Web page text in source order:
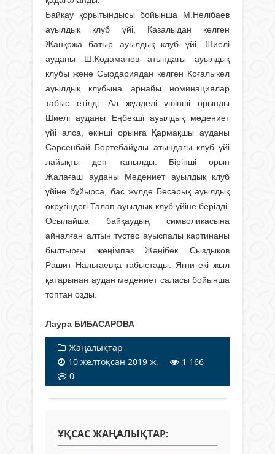
Байқау қорытындысы бойынша М.Нәлібаев
ауылдық клуб үйі, Қазалыдан келген
Жанқожа батыр ауылдық клуб үйі, Шиелі
ауданы Ш.Қодаманов атындағы ауылдық
клубы және Сырдариядан келген Қоғалыкөл
ауылдық клубына арнайы номинациялар
табыс етілді. Ал жүлделі үшінші орынды
Шиелі ауданы Еңбекші ауылдық мәдениет
үйі алса, екінші орынға Қармақшы ауданы
Сәрсенбай Бөртебайұлы атындағы клуб үйі
лайықты деп танылды. Бірінші орын
Жалағаш ауданы Мәдениет ауылдық клуб
үйіне бұйырса, бас жүлде Бесарық ауылдық
округіндегі Талап ауылдық клуб үйіне берілді.
Осылайша байқаудың символикасына
айналған алтын түстес ауыспалы картинаны
былтырғы жеңімпаз Жәнібек Сыздықов
Рашит Нальтаевқа табыстады. Яғни екі жыл
қатарынан аудан мәдениет саласы бойынша
топтан озды.
Лаура БИБАСАРОВА
Жаңалықтар
10 желтоқсан 2019 ж.
1 166
0
ҰҚСАС ЖАҢАЛЫҚТАР: